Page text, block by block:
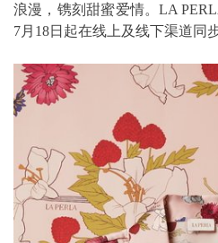
浪漫，镌刻甜蜜爱情。LA
7月18日起在线上及线下渠道同